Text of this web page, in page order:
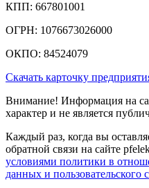
КПП: 667801001
ОГРН: 1076673026000
ОКПО: 84524079
Скачать карточку
Внимание! Информация на
характер и не является
Каждый раз, когда вы
обратной связи на сайте
условиями политики в
данных и пользовательского